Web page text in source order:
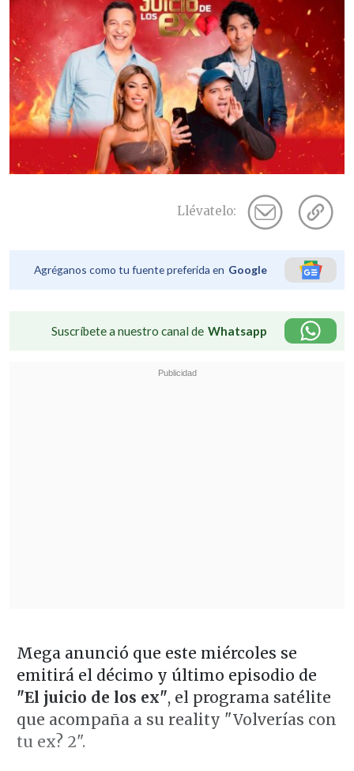
Llévatelo:
Agréganos como tu fuente preferida en Google
Suscríbete a nuestro canal de Whatsapp
Mega anunció que este miércoles se
emitirá el décimo y último episodio de
"El juicio de los ex", el programa satélite
que acompaña a su reality "Volverías con
tu ex? 2".